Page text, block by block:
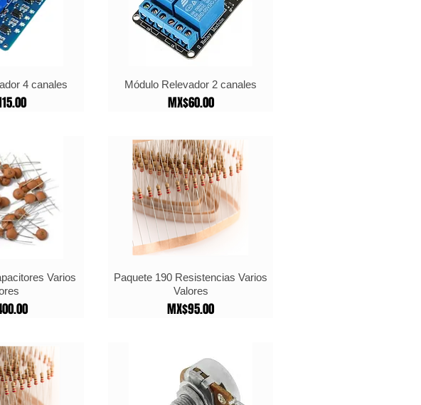
4 canales Módulo Relevador 2 canales
Price
MX$60.00
Varios
Paquete 190 Resistencias Varios
Valores
Price
MX$95.00